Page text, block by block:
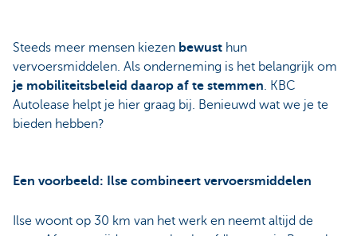
Steeds meer mensen kiezen bewust hun
vervoersmiddelen. Als onderneming is het belangrijk om
je mobiliteitsbeleid daarop af te stemmen. KBC
Autolease helpt je hier graag bij. Benieuwd wat we je te
bieden hebben?
Een voorbeeld: Ilse combineert vervoersmiddelen
Ilse woont op 30 km van het werk en neemt altijd de